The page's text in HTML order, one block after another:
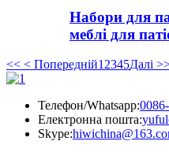
Набори для
меблі для
<< < Попередній12345Далі >
Телефон/Whatsapp:
Електронна пошта:
Skype: